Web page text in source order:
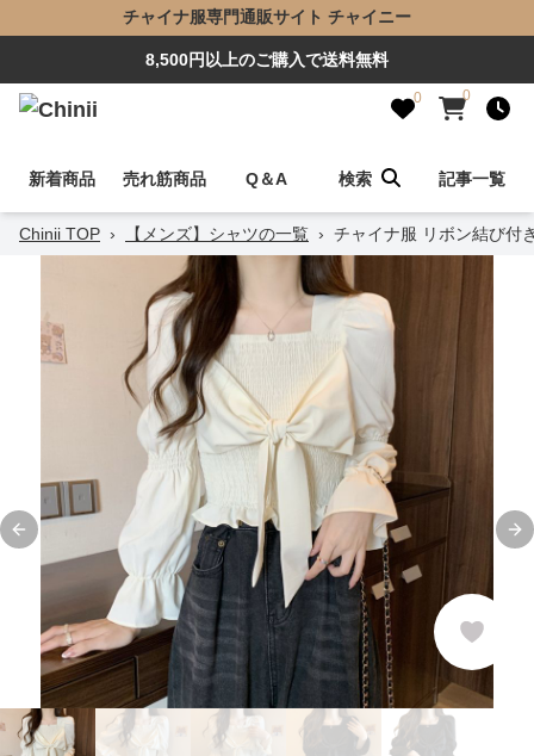
チャイナ服専門通販サイト チャイニー
8,500円以上のご購入で送料無料
0 0
新着商品 売れ筋商品 Q＆A 検索 記事一覧
Chinii TOP › 【メンズ】シャツの一覧 › チャイナ服 リボン結び付
Previous slide